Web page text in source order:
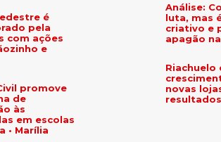
é
pela
com ações
e
promove
de
às
em escolas
• Marília
Análise:
luta, mas
criativo e
apagão
Riachuelo
novas